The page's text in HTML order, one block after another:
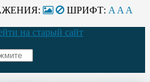
ШРИФТ: A A A
на старый сайт